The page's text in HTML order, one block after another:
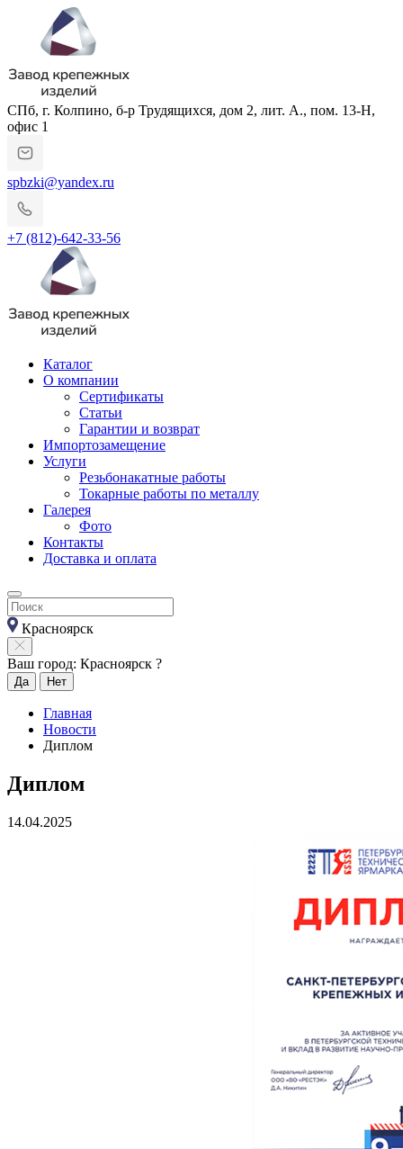
СПб, г. Колпино, б-р Трудящихся, дом 2, лит. А., пом. 13-Н,
офис 1
spbzki@yandex.ru
+7 (812)-642-33-56
Каталог
О компании
Сертификаты
Статьи
Гарантии и возврат
Импортозамещение
Услуги
Резьбонакатные работы
Токарные работы по металлу
Галерея
Фото
Контакты
Доставка и оплата
Красноярск
Ваш город: Красноярск ?
Да Нет
Главная
Новости
Диплом
Диплом
14.04.2025